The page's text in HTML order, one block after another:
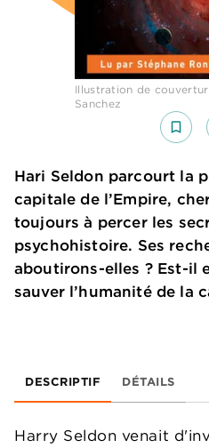
Illustration de
Sanchez
bookmark_border
Hari Seldon parcourt la
capitale de l’Empire,
toujours à percer les
psychohistoire. Ses
aboutirons-elles ? Est-il
sauver l’humanité de la
DESCRIPTIF DÉTAILS
Harry Seldon venait